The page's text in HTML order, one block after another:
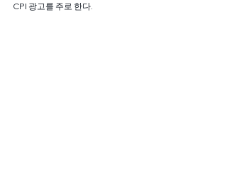
CPI 광고를 주로 한다.